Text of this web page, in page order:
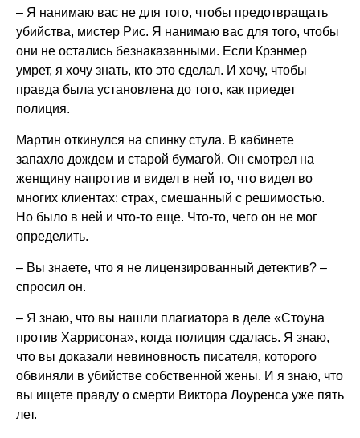
– Я нанимаю вас не для того, чтобы предотвращать
убийства, мистер Рис. Я нанимаю вас для того, чтобы
они не остались безнаказанными. Если Крэнмер
умрет, я хочу знать, кто это сделал. И хочу, чтобы
правда была установлена до того, как приедет
полиция.
Мартин откинулся на спинку стула. В кабинете
запахло дождем и старой бумагой. Он смотрел на
женщину напротив и видел в ней то, что видел во
многих клиентах: страх, смешанный с решимостью.
Но было в ней и что-то еще. Что-то, чего он не мог
определить.
– Вы знаете, что я не лицензированный детектив? –
спросил он.
– Я знаю, что вы нашли плагиатора в деле «Стоуна
против Харрисона», когда полиция сдалась. Я знаю,
что вы доказали невиновность писателя, которого
обвиняли в убийстве собственной жены. И я знаю, что
вы ищете правду о смерти Виктора Лоуренса уже пять
лет.